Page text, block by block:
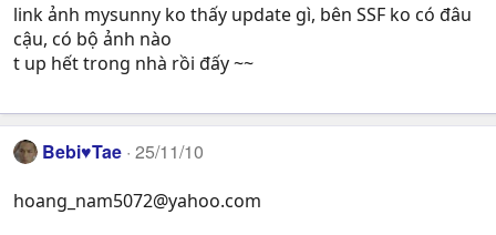
link ảnh mysunny ko thấy update gì, bên SSF ko có đâu
cậu, có bộ ảnh nào
t up hết trong nhà rồi đấy ~~
Bebi♥Tae 25/11/10
hoang_nam5072@yahoo.com